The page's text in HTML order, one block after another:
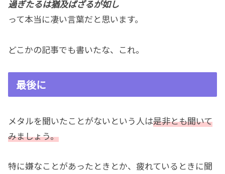
過ぎたるは猶及ばざるが如し
って本当に凄い言葉だと思います。
どこかの記事でも書いたな、これ。
最後に
メタルを聞いたことがないという人は是非とも聞いて
みましょう。
特に嫌なことがあったときとか、疲れているときに聞